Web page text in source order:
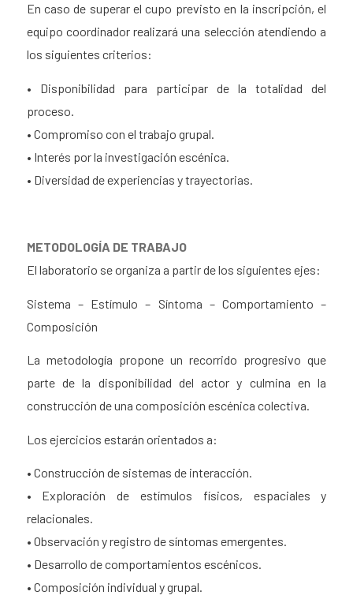
En caso de superar el cupo previsto en la inscripción, el
equipo coordinador realizará una selección atendiendo a
los siguientes criterios:
• Disponibilidad para participar de la totalidad del
proceso.
• Compromiso con el trabajo grupal.
• Interés por la investigación escénica.
• Diversidad de experiencias y trayectorias.
METODOLOGÍA DE TRABAJO
El laboratorio se organiza a partir de los siguientes ejes:
Sistema – Estímulo – Síntoma – Comportamiento –
Composición
La metodología propone un recorrido progresivo que
parte de la disponibilidad del actor y culmina en la
construcción de una composición escénica colectiva.
Los ejercicios estarán orientados a:
• Construcción de sistemas de interacción.
• Exploración de estímulos físicos, espaciales y
relacionales.
• Observación y registro de síntomas emergentes.
• Desarrollo de comportamientos escénicos.
• Composición individual y grupal.